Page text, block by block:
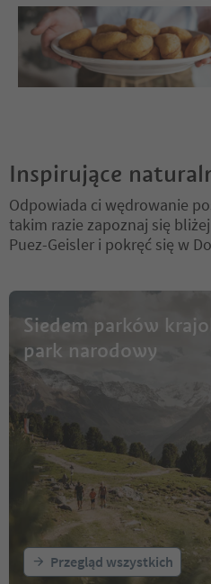
Inspirujące
Odpowiada ci wędrowanie
takim razie zapoznaj się
Puez-Geisler i pokręć się w
Siedem parków
park narodowy
Przegląd wszystkich